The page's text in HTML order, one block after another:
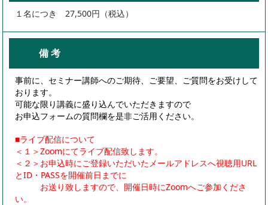
１名につき 27,500円（税込）
備 考
事前に、セミナー講師へのご期待、ご要望、ご質問をお受けして
おります。
可能な限り講義に盛り込んでいただきますので
お申込フォームの質問欄を是非ご活用ください。
■ライブ配信について
＜１＞Zoomにてライブ配信致します。
＜２＞お申込時にご登録いただいたメールアドレスへ視聴用URL
とID・PASSを開催前日までに
お送り致しますので、開催日時にZoomへご参加くださ
い。